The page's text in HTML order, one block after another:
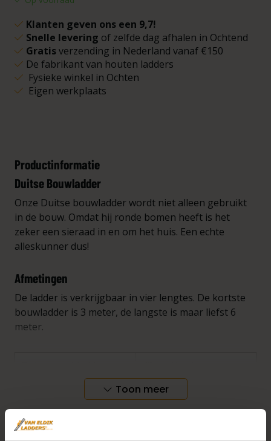
Klanten geven ons een 9,7!
Snelle levering of zelfde dag afhalen in Ochtend
Gratisverzending in Nederland vanaf €150
De fabrikant van houten ladders
Fysieke winkel in Ochten
Eigen werkplaats
Productinformatie
Duitse Bouwladder
Onze Duitse bouwladder wordt niet alleen gebruikt
in de bouw. Omdat hij ronde bomen heeft is het
zeker een sieraad in en om het huis. Een echte
alleskunner dus!
Afmetingen
De ladder is verkrijgbaar in vier lengtes. De kortste
bouwladder is 3 meter, de langste is maar liefst 6
meter.
Binnenmaat ladder
36 centimeter
Afmeting ladderboom
Toon meer